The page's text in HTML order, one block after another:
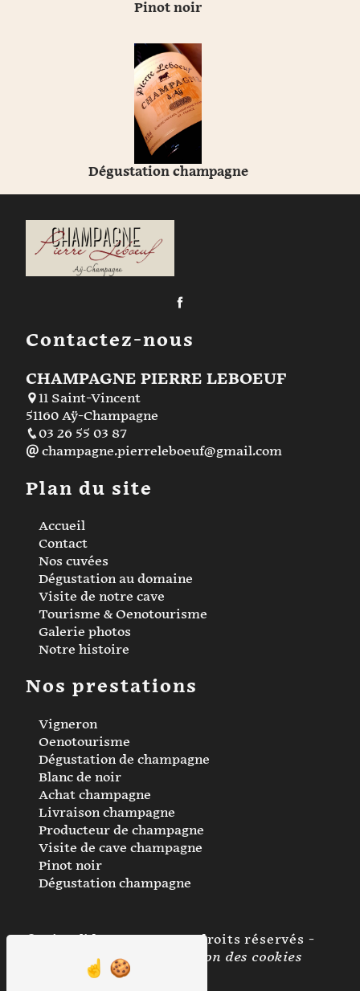
Pinot noir
Dégustation champagne
Contactez-nous
CHAMPAGNE PIERRE LEBOEUF
11 Saint-Vincent
51160 Aÿ-Champagne
03 26 55 03 87
champagne.pierreleboeuf@gmail.com
Plan du site
Accueil
Contact
Nos cuvées
Dégustation au domaine
Visite de notre cave
Tourisme & Oenotourisme
Galerie photos
Notre histoire
Nos prestations
Vigneron
Oenotourisme
Dégustation de champagne
Blanc de noir
Achat champagne
Livraison champagne
Producteur de champagne
Visite de cave champagne
Pinot noir
Dégustation champagne
©Vistalid- 2026 - Tous droits réservés -
Mentions légales
Gestion des cookies